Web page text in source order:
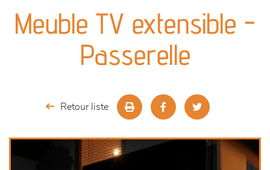
séjours
meubles de complément
Meuble TV extensible -
Passerelle
Retour liste